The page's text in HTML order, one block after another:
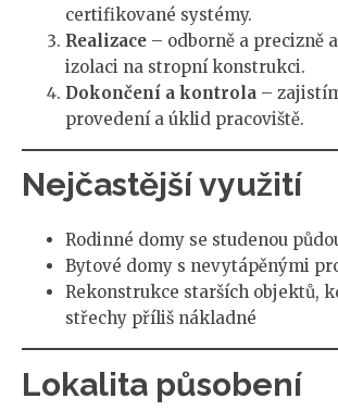
certifikované systémy.
Realizace – odborně a precizně
izolaci na stropní konstrukci.
Dokončení a kontrola –
provedení a úklid pracoviště.
Nejčastější využití
Rodinné domy se studenou
Bytové domy s nevytápěnými
Rekonstrukce starších objektů,
střechy příliš nákladné
Lokalita působení